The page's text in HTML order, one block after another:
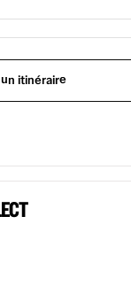
itinéraire